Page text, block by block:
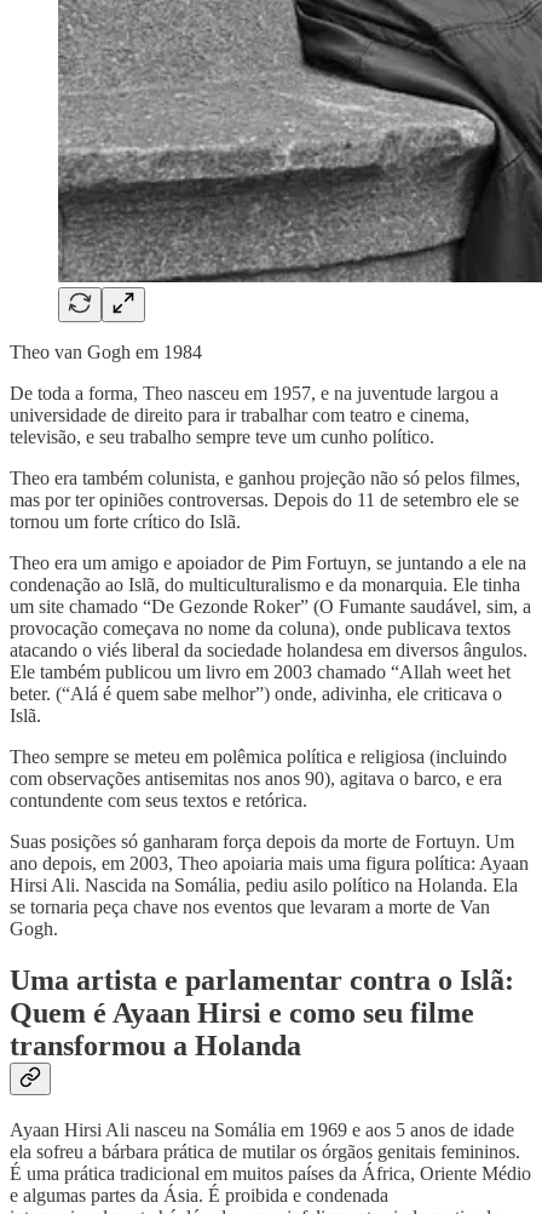
Theo van Gogh em 1984
De toda a forma, Theo nasceu em 1957, e na juventude largou a
universidade de direito para ir trabalhar com teatro e cinema,
televisão, e seu trabalho sempre teve um cunho político.
Theo era também colunista, e ganhou projeção não só pelos filmes,
mas por ter opiniões controversas. Depois do 11 de setembro ele se
tornou um forte crítico do Islã.
Theo era um amigo e apoiador de Pim Fortuyn, se juntando a ele na
condenação ao Islã, do multiculturalismo e da monarquia. Ele tinha
um site chamado “De Gezonde Roker” (O Fumante saudável, sim, a
provocação começava no nome da coluna), onde publicava textos
atacando o viés liberal da sociedade holandesa em diversos ângulos.
Ele também publicou um livro em 2003 chamado “Allah weet het
beter. (“Alá é quem sabe melhor”) onde, adivinha, ele criticava o
Islã.
Theo sempre se meteu em polêmica política e religiosa (incluindo
com observações antisemitas nos anos 90), agitava o barco, e era
contundente com seus textos e retórica.
Suas posições só ganharam força depois da morte de Fortuyn. Um
ano depois, em 2003, Theo apoiaria mais uma figura política: Ayaan
Hirsi Ali. Nascida na Somália, pediu asilo político na Holanda. Ela
se tornaria peça chave nos eventos que levaram a morte de Van
Gogh.
Uma artista e parlamentar contra o Islã:
Quem é Ayaan Hirsi e como seu filme
transformou a Holanda
Ayaan Hirsi Ali nasceu na Somália em 1969 e aos 5 anos de idade
ela sofreu a bárbara prática de mutilar os órgãos genitais femininos.
É uma prática tradicional em muitos países da África, Oriente Médio
e algumas partes da Ásia. É proibida e condenada